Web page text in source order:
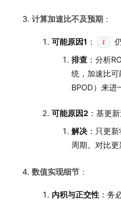
计算加速比不及预期 ：
可能原因1 ： ℓ
排查 ：分析
统，加速比
BPOD）来进
可能原因2 ：基更
解决 ：只更
周期。对比
数值实现细节 ：
内积与正交性 ：务